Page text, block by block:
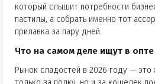
который слышит потребности
пастилы, а собрать именно тот
прилавка за пару дней.
Что на самом деле ищут в опте
Рынок сладостей в 2026 году — это